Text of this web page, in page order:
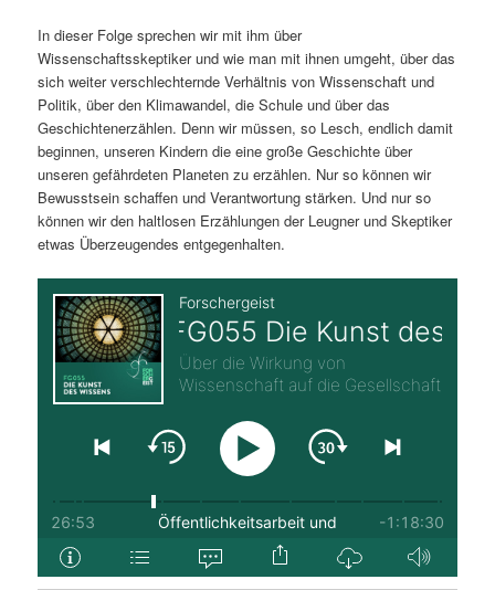
n
g
e
n
r
i
n
g
e
n
In dieser Folge sprechen wir mit ihm über
Wissenschaftsskeptiker und wie man mit ihnen umgeht, über das
sich weiter verschlechternde Verhältnis von Wissenschaft und
Politik, über den Klimawandel, die Schule und über das
Geschichtenerzählen. Denn wir müssen, so Lesch, endlich damit
beginnen, unseren Kindern die eine große Geschichte über
unseren gefährdeten Planeten zu erzählen. Nur so können wir
Bewusstsein schaffen und Verantwortung stärken. Und nur so
können wir den haltlosen Erzählungen der Leugner und Skeptiker
etwas Überzeugendes entgegenhalten.